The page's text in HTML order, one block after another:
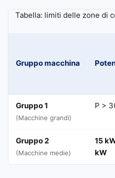
Tabella: limiti delle zone di
Gruppo macchina
Gruppo 1
(Macchine grandi)
P >
Gruppo 2
(Macchine medie)
15
kW